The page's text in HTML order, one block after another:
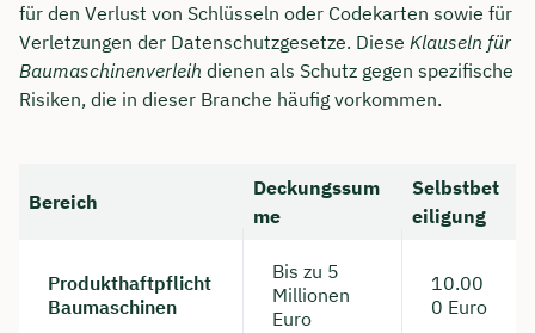
für den Verlust von Schlüsseln oder Codekarten sowie für
Verletzungen der Datenschutzgesetze. Diese Klauseln für
Baumaschinenverleih dienen als Schutz gegen spezifische
Risiken, die in dieser Branche häufig vorkommen.
Bereich
Deckungssum
me
Selbstbet
eiligung
Produkthaftpflicht
Baumaschinen
Bis zu 5
Millionen
Euro
10.00
0 Euro